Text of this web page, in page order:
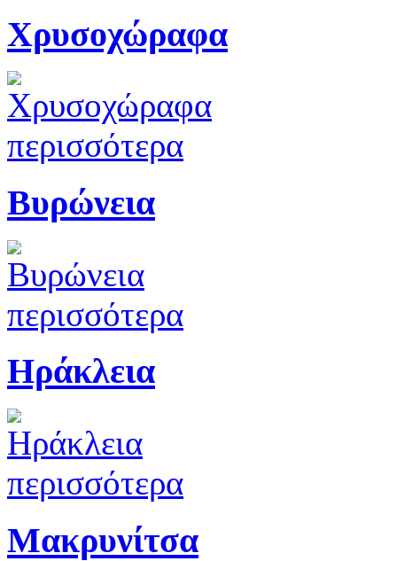
Χρυσοχώραφα
περισσότερα
Βυρώνεια
περισσότερα
Ηράκλεια
περισσότερα
Μακρυνίτσα